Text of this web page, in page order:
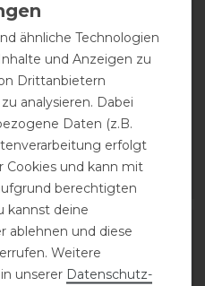
Stassek Equifix Faulpelz
Lederpflege easy-care
43,80 € *
2 Liter | 21,90 € / Liter
ARTIKEL MERKEN
ähnliche Technologien
und Anzeigen zu
Drittanbietern
analysieren. Dabei
Daten (z.B.
erfolgt
Cookies und kann mit
berechtigten
kannst deine
ablehnen und diese
Weitere
unserer Daten­schutz­